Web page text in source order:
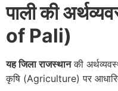
पाली की
of Pali)
यह जिला राजस्थानकी
कृषि (Agriculture) पर